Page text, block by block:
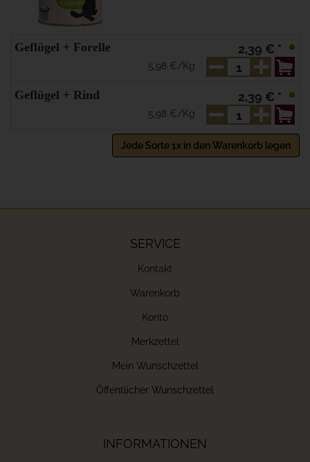
Geflügel + Forelle 2,39 € *
5,98 €/Kg
Geflügel + Rind 2,39 € *
5,98 €/Kg
Jede Sorte 1x in den Warenkorb legen
SERVICE
Kontakt
Warenkorb
Konto
Merkzettel
Mein Wunschzettel
Öffentlicher Wunschzettel
INFORMATIONEN